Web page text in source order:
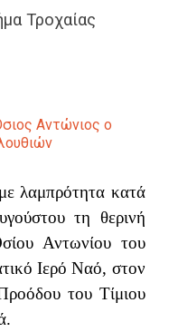
Τροχαίας
Αντώνιος ο
λαμπρότητα κατά
τη θερινή
Αντωνίου του
Ιερό Ναό, στον
του Τίμιου